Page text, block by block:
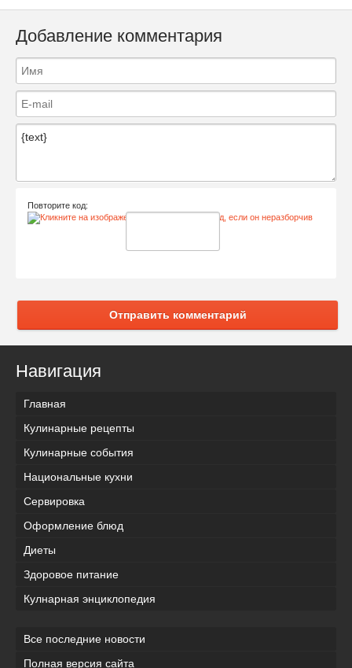
Добавление комментария
Повторите код:
Отправить комментарий
Навигация
Главная
Кулинарные рецепты
Кулинарные события
Национальные кухни
Сервировка
Оформление блюд
Диеты
Здоровое питание
Кулнарная энциклопедия
Все последние новости
Полная версия сайта